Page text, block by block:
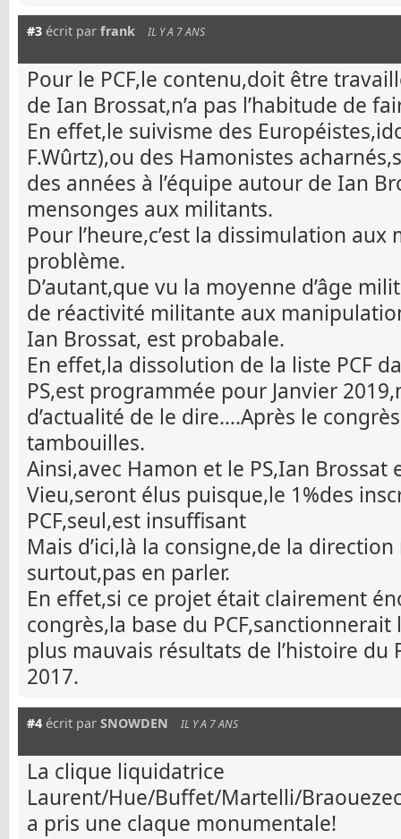
#3 écrit par frank IL Y A 7 ANS
Pour le PCF,le contenu,doit être
de Ian Brossat,n’a pas l’habitude de
En effet,le suivisme des
F.Wûrtz),ou des Hamonistes
des années à l’équipe autour de Ian
mensonges aux militants.
Pour l’heure,c’est la dissimulation aux
problème.
D’autant,que vu la moyenne d’âge
de réactivité militante aux
Ian Brossat, est probabale.
En effet,la dissolution de la liste PCF
PS,est programmée pour Janvier
d’actualité de le dire….Après le
tambouilles.
Ainsi,avec Hamon et le PS,Ian Brossat
Vieu,seront élus puisque,le 1%des
PCF,seul,est insuffisant
Mais d’ici,là la consigne,de la
surtout,pas en parler.
En effet,si ce projet était clairement
congrès,la base du
plus mauvais résultats de l’histoire du
2017.
#4 écrit par SNOWDEN IL Y A 7 ANS
La clique liquidatrice
Laurent/Hue/Buffet/Martelli/
a pris une claque monumentale!